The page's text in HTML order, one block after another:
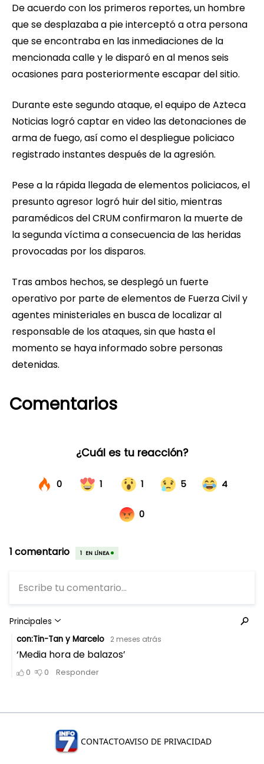
De acuerdo con los primeros reportes, un hombre
que se desplazaba a pie interceptó a otra persona
que se encontraba en las inmediaciones de la
mencionada calle y le disparó en al menos seis
ocasiones para posteriormente escapar del sitio.
Durante este segundo ataque, el equipo de Azteca
Noticias logró captar en video las detonaciones de
arma de fuego, así como el despliegue policiaco
registrado instantes después de la agresión.
Pese a la rápida llegada de elementos policiacos, el
presunto agresor logró huir del sitio, mientras
paramédicos del CRUM confirmaron la muerte de
la segunda víctima a consecuencia de las heridas
provocadas por los disparos.
Tras ambos hechos, se desplegó un fuerte
operativo por parte de elementos de Fuerza Civil y
agentes ministeriales en busca de localizar al
responsable de los ataques, sin que hasta el
momento se haya informado sobre personas
detenidas.
Comentarios
CONTACTOAVISO DE PRIVACIDAD